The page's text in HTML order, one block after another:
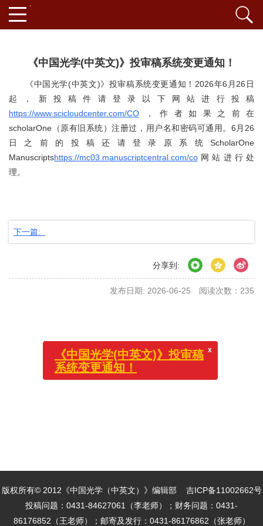
《中国光学(中英文)》投审稿系统变更通知！
《中国光学(中英文)》投审稿系统变更通知！2026年6月26日
起，新投稿件请登录以下网站进行投稿
https://www.scicloudcenter.com/CO ，作者如果之前在
scholarOne（原有旧系统）注册过，用户名和密码可通用。6月26
日之前的投稿还请登录原系统ScholarOne
Manuscriptshttps://mc03.manuscriptcentral.com/co 网站进行处
理。
下一篇:
分享到:
发布日期: 2026-06-25 阅读次数： 235
版权所有© 2012《中国光学（中英文）》编辑部 吉ICP备11002662号
投稿问题：0431-84627061（李老师）；财务问题：0431-
86176852（王老师）；邮寄及发行：0431-86176862（张老师）
x
《中国光学(中英文)》投审稿
系统变更通知！